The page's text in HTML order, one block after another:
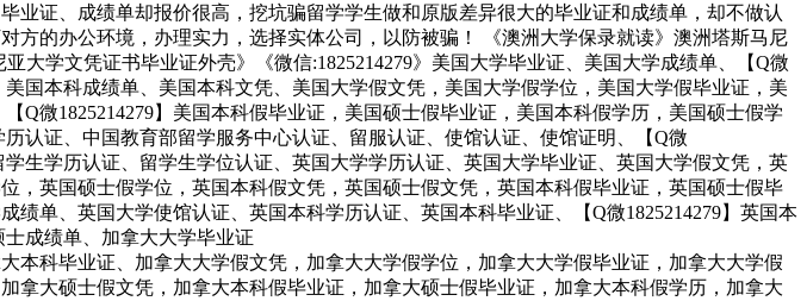
业证、成绩单却报价很高，挖坑骗留学学生做和原版差异很大的毕业证和成绩单，却不做认
方的办公环境，办理实力，选择实体公司，以防被骗！ 《澳洲大学保录就读》澳洲塔斯马尼
大学文凭证书毕业证外壳》《微信:1825214279》美国大学毕业证、美国大学成绩单、【Q微
国本科成绩单、美国本科文凭、美国大学假文凭，美国大学假学位，美国大学假毕业证，美
微1825214279】美国本科假毕业证，美国硕士假毕业证，美国本科假学历，美国硕士假学
认证、中国教育部留学服务中心认证、留服认证、使馆认证、使馆证明、【Q微
生学历认证、留学生学位认证、英国大学学历认证、英国大学毕业证、英国大学假文凭，英
，英国硕士假学位，英国本科假文凭，英国硕士假文凭，英国本科假毕业证，英国硕士假毕
单、英国大学使馆认证、英国本科学历认证、英国本科毕业证、【Q微1825214279】英国本
成绩单、加拿大大学毕业证
本科毕业证、加拿大大学假文凭，加拿大大学假学位，加拿大大学假毕业证，加拿大大学假
拿大硕士假文凭，加拿大本科假毕业证，加拿大硕士假毕业证，加拿大本科假学历，加拿大